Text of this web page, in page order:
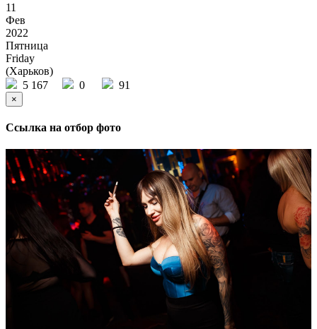
11
Фев
2022
Пятница
Friday
(Харьков)
5 167
0 91
×
Ссылка на отбор фото